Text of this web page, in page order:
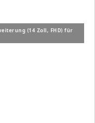
(14 Zoll, FHD) für